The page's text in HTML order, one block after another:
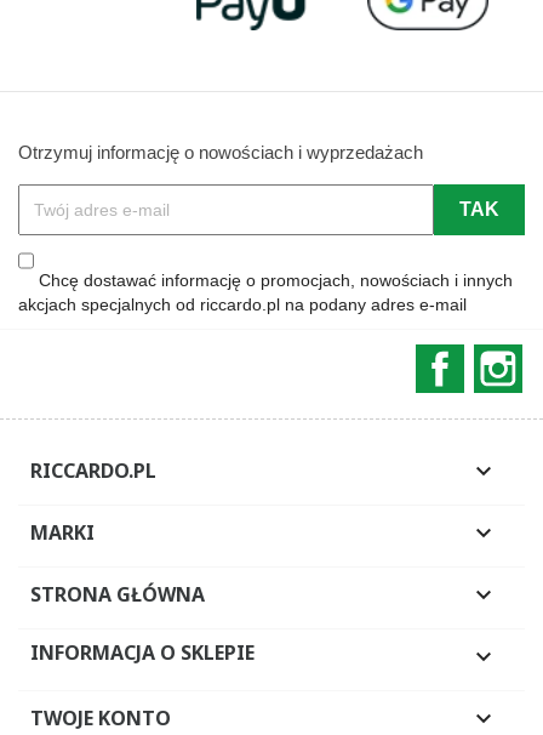
Otrzymuj informację o nowościach i wyprzedażach
Chcę dostawać informację o promocjach, nowościach i innych
akcjach specjalnych od riccardo.pl na podany adres e-mail
RICCARDO.PL 
MARKI 
STRONA GŁÓWNA 
INFORMACJA O SKLEPIE 
TWOJE KONTO 